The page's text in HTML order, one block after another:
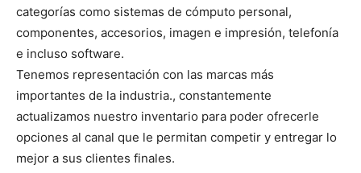
categorías como sistemas de cómputo personal,
componentes, accesorios, imagen e impresión, telefonía
e incluso software.
Tenemos representación con las marcas más
importantes de la industria., constantemente
actualizamos nuestro inventario para poder ofrecerle
opciones al canal que le permitan competir y entregar lo
mejor a sus clientes finales.